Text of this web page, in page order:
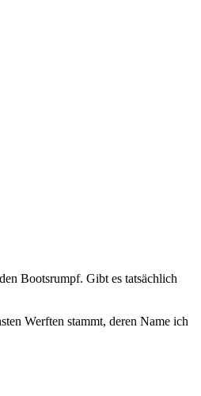
Bootsrumpf. Gibt es tatsächlich
Werften stammt, deren Name ich